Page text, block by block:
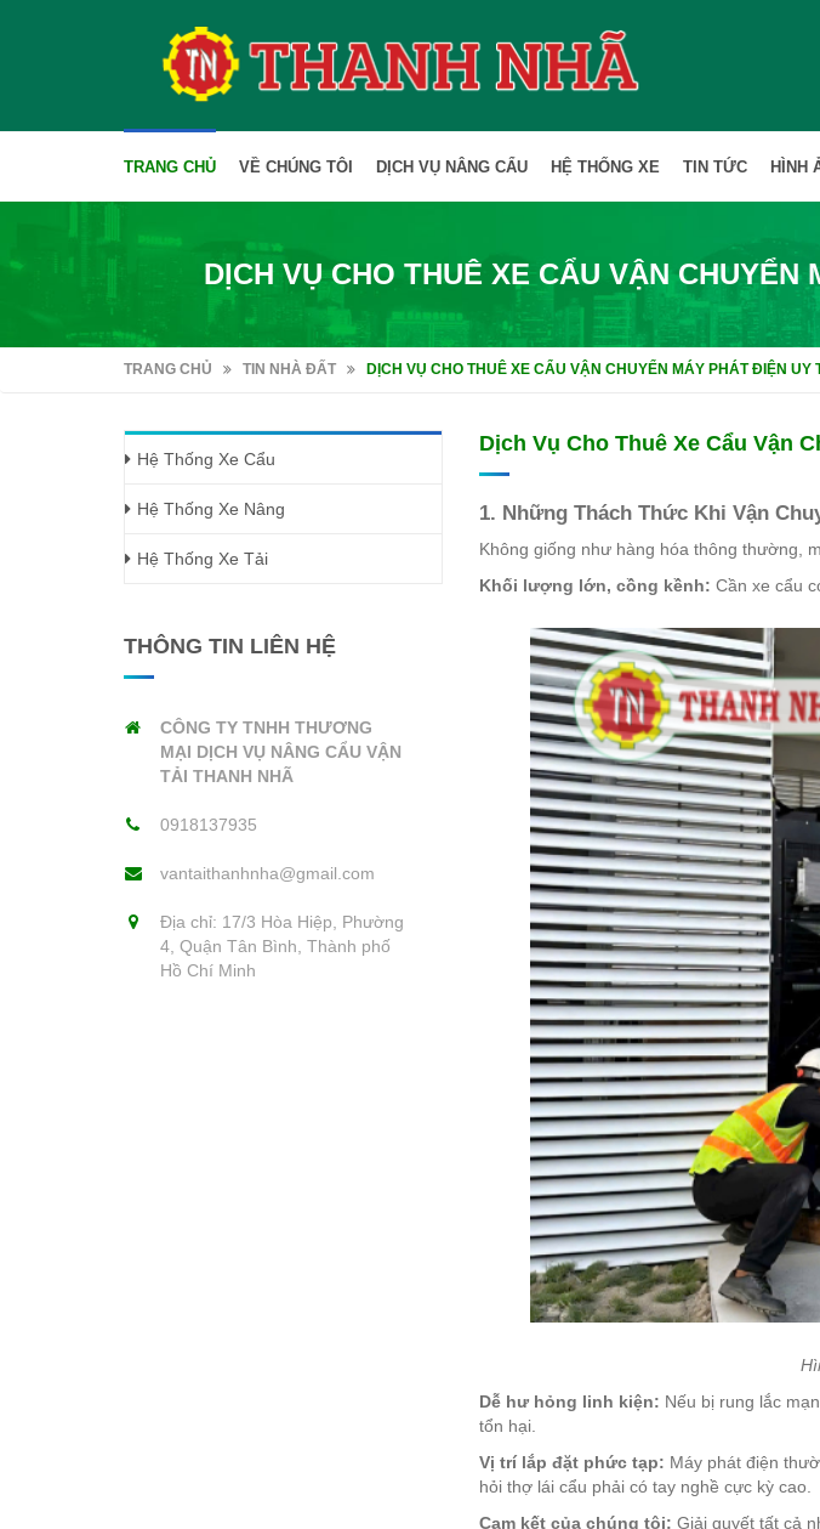
TRANG CHỦ VỀ CHÚNG TÔI DỊCH VỤ NÂNG CẨU HỆ THỐNG XE TIN TỨC HÌNH
DỊCH VỤ CHO THUÊ XE CẨU VẬN
TRANG CHỦ TIN NHÀ ĐẤT DỊCH VỤ CHO THUÊ XE CẨU VẬN CHUYỂN MÁY PHÁT ĐIỆN UY
Dịch Vụ Cho Thuê Xe Cẩu Vận
1. Những Thách Thức Khi Vận
Không giống như hàng hóa thông thường,
Khối lượng lớn, cồng kềnh: Cần xe cẩu
Dễ hư hỏng linh kiện: Nếu bị rung lắc
tổn hại.
Vị trí lắp đặt phức tạp: Máy phát điện
hỏi thợ lái cẩu phải có tay nghề cực kỳ cao.
Cam kết của chúng tôi: Giải quyết tất cả
Hệ Thống Xe Cẩu
Hệ Thống Xe Nâng
Hệ Thống Xe Tải
THÔNG TIN LIÊN HỆ
CÔNG TY TNHH THƯƠNG
MẠI DỊCH VỤ NÂNG CẨU VẬN
TẢI THANH NHÃ
0918137935
vantaithanhnha@gmail.com
Địa chỉ: 17/3 Hòa Hiệp, Phường
4, Quận Tân Bình, Thành phố
Hồ Chí Minh